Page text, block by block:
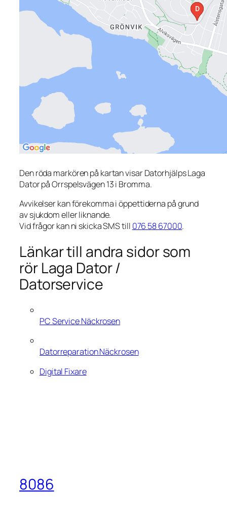
Den röda markören på kartan visar Datorhjälps Laga
Dator på Orrspelsvägen 13 i Bromma.
Avvikelser kan förekomma i öppettiderna på grund
av sjukdom eller liknande.
Vid frågor kan ni skicka SMS till 076 58 67000.
Länkar till andra sidor som
rör Laga Dator /
Datorservice
PC Service Näckrosen
Datorreparation Näckrosen
Digital Fixare
8086